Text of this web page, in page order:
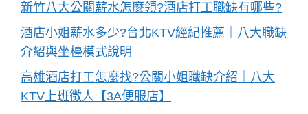
新竹八大公關薪水怎麼領?酒店打工職缺有哪些?
酒店小姐薪水多少?台北KTV經紀推薦｜八大職缺
介紹與坐檯模式說明
高雄酒店打工怎麼找?公關小姐職缺介紹｜八大
KTV上班徵人【3A便服店】